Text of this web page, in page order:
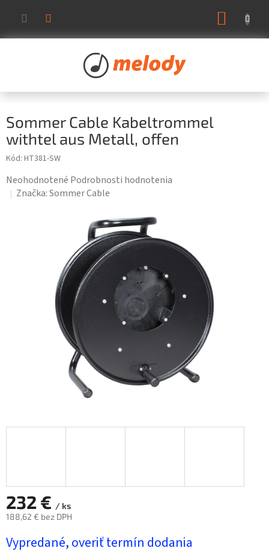
obsah
Sommer Cable Kabeltrommel
withtel aus Metall, offen
Kód: HT381-SW
Priemerné
hodnotenie
Neohodnotené Podrobnosti hodnotenia
Značka:Sommer Cable
232 € / ks
188,62 € bez DPH
cena:
Vypredané, overiť termín dodania